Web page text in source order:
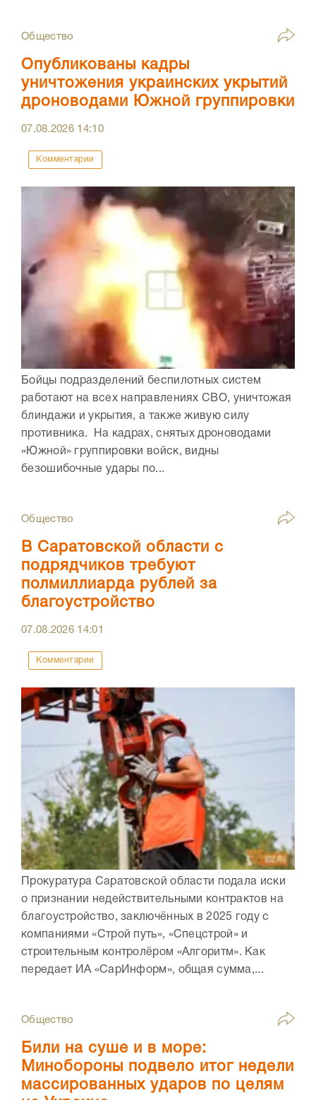
Общество
Опубликованы кадры
уничтожения украинских укрытий
дроноводами Южной группировки
07.08.2026 14:10
Комментарии
Бойцы подразделений беспилотных систем
работают на всех направлениях СВО, уничтожая
блиндажи и укрытия, а также живую силу
противника. На кадрах, снятых дроноводами
«Южной» группировки войск, видны
безошибочные удары по...
Общество
В Саратовской области с
подрядчиков требуют
полмиллиарда рублей за
благоустройство
07.08.2026 14:01
Комментарии
Прокуратура Саратовской области подала иски
о признании недействительными контрактов на
благоустройство, заключённых в 2025 году с
компаниями «Строй путь», «Спецстрой» и
строительным контролёром «Алгоритм». Как
передает ИА «СарИнформ», общая сумма,...
Общество
Били на суше и в море:
Минобороны подвело итог недели
массированных ударов по целям